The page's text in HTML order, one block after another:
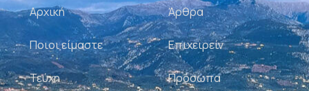
Αρχική
Ποιοι είμαστε
Τεύχη
Άρθρα
Επιχειρείν
Πρόσωπα